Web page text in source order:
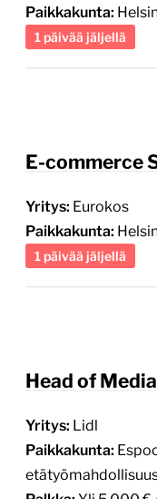
Yritys:Eurokos
1 päivää jäljellä
Yritys: Lidl
etätyömahdollisuus
Palkka:Yli 5 000 €
5 päivää jäljellä